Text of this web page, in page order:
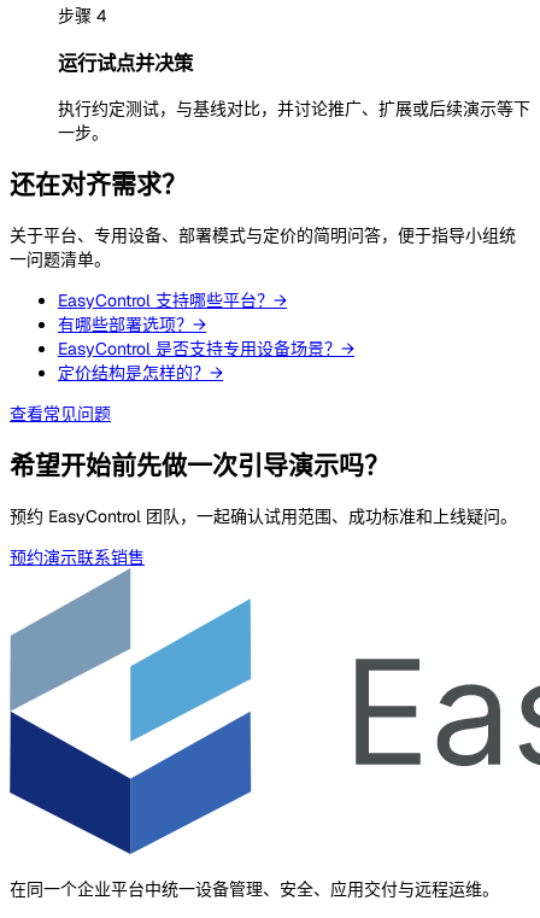
步骤 4
运行试点并决策
执行约定测试，与基线对比，并讨论推广、扩展或后续演示等下
一步。
还在对齐需求？
关于平台、专用设备、部署模式与定价的简明问答，便于指导小组统
一问题清单。
EasyControl 支持哪些平台？ →
有哪些部署选项？ →
EasyControl 是否支持专用设备场景？ →
定价结构是怎样的？ →
查看常见问题
希望开始前先做一次引导演示吗？
预约 EasyControl 团队，一起确认试用范围、成功标准和上线疑问。
预约演示联系销售
在同一个企业平台中统一设备管理、安全、应用交付与远程运维。